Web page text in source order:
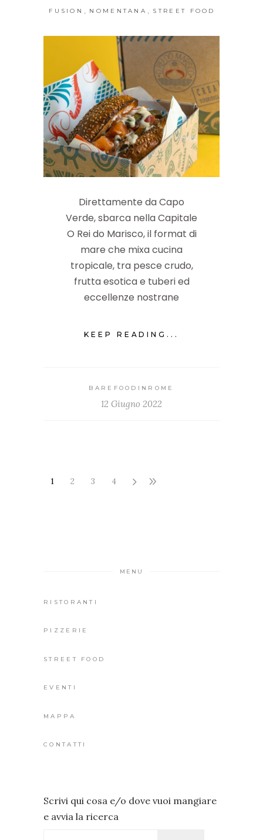
FUSION NOMENTANA STREET FOOD
Direttamente da Capo
Verde, sbarca nella Capitale
O Rei do Marisco, il format di
mare che mixa cucina
tropicale, tra pesce crudo,
frutta esotica e tuberi ed
eccellenze nostrane
KEEP READING...
BAREFOODINROME
12 Giugno 2022
1 2 3 4
MENU
RISTORANTI
PIZZERIE
STREET FOOD
EVENTI
MAPPA
CONTATTI
Scrivi qui cosa e/o dove vuoi mangiare
e avvia la ricerca